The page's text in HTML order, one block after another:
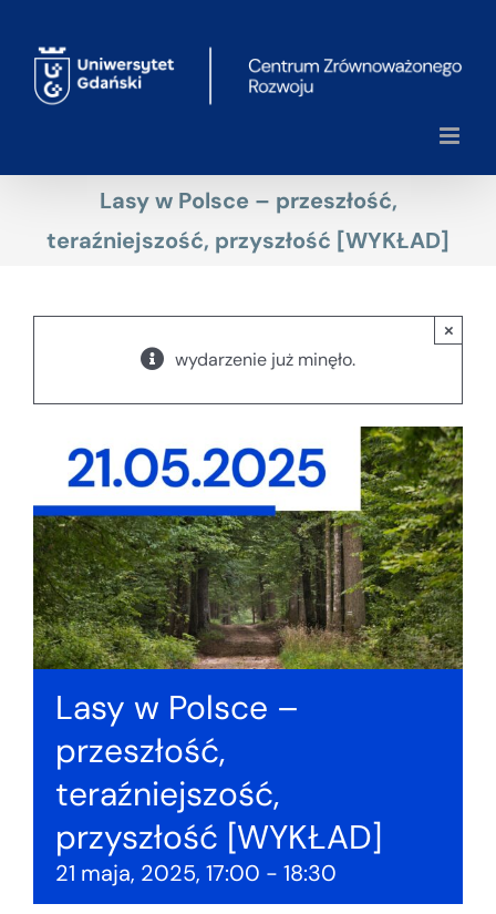
zawartości
Lasy w Polsce – przeszłość,
teraźniejszość, przyszłość [WYKŁAD]
wydarzenie już minęło.
×
Lasy w Polsce –
przeszłość,
teraźniejszość,
przyszłość [WYKŁAD]
21 maja, 2025, 17:00 - 18:30